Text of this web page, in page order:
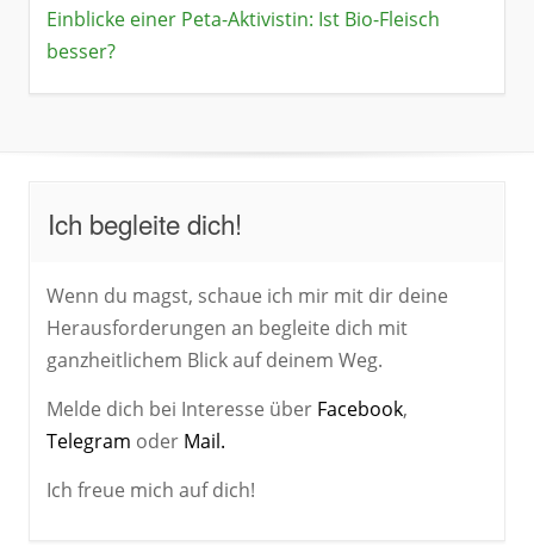
Einblicke einer Peta-Aktivistin: Ist Bio-Fleisch
besser?
Ich begleite dich!
Wenn du magst, schaue ich mir mit dir deine
Herausforderungen an begleite dich mit
ganzheitlichem Blick auf deinem Weg.
Melde dich bei Interesse über Facebook,
Telegram oder Mail.
Ich freue mich auf dich!